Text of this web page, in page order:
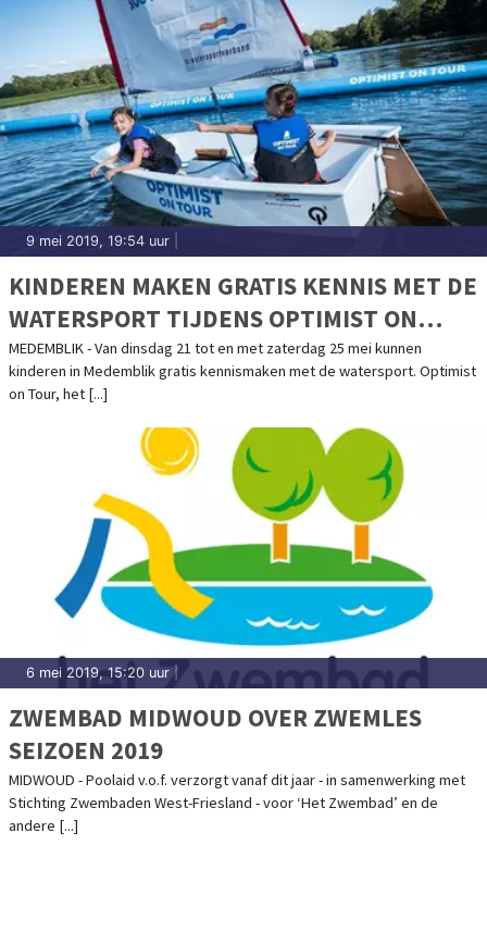
9 mei 2019, 19:54 uur
KINDEREN MAKEN GRATIS KENNIS MET DE
WATERSPORT TIJDENS OPTIMIST ON
TOUR IN MEDEMBLIK
MEDEMBLIK - Van dinsdag 21 tot en met zaterdag 25 mei kunnen
kinderen in Medemblik gratis kennismaken met de watersport. Optimist
on Tour, het [...]
6 mei 2019, 15:20 uur |
ZWEMBAD MIDWOUD OVER ZWEMLES
SEIZOEN 2019
MIDWOUD - Poolaid v.o.f. verzorgt vanaf dit jaar - in samenwerking met
Stichting Zwembaden West-Friesland - voor ‘Het Zwembad’ en de
andere [...]